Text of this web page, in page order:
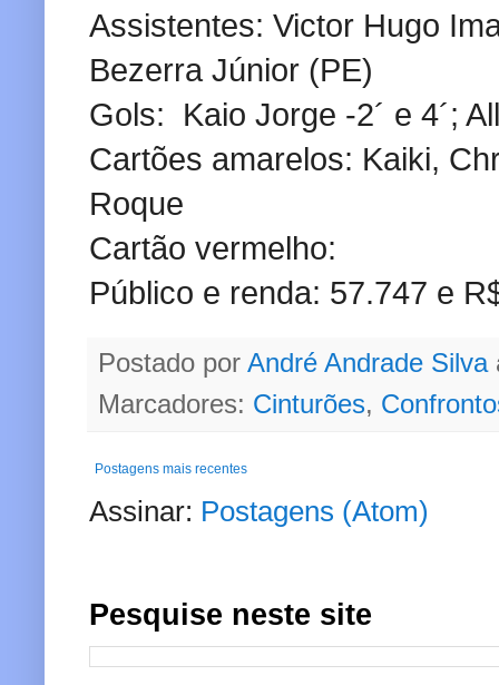
Assistentes: Victor Hugo
Bezerra Júnior (PE)
Gols: Kaio Jorge -2´ e 4´;
Cartões amarelos: Kaiki,
Roque
Cartão vermelho:
Público e renda: 57.747 e
Postado por André Andrade Silva
Marcadores: Cinturões,
Postagens mais recentes
Assinar: Postagens (Atom)
Pesquise neste site